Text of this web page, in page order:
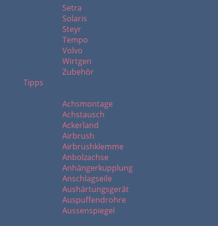
Setra
Solaris
Steyr
Tempo
Volvo
Wirtgen
Zubehör
Tipps
Achsmontage
Achstausch
Ackerland
Airbrush
Airbrushklemme
Anbolzachse
Anhängerkupplung
Anschlagseile
Aushärtungsgerät
Auspuffendrohre
Aussenspiegel